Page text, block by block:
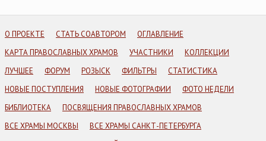
О ПРОЕКТЕ СТАТЬ СОАВТОРОМ
ОГЛАВЛЕНИЕ
КАРТА ПРАВОСЛАВНЫХ ХРАМОВ
УЧАСТНИКИ
КОЛЛЕКЦИИ
ЛУЧШЕЕ
ФОРУМ РОЗЫСК ФИЛЬТРЫ
СТАТИСТИКА
НОВЫЕ ПОСТУПЛЕНИЯ
НОВЫЕ ФОТОГРАФИИ
ФОТО НЕДЕЛИ
БИБЛИОТЕКА
ПОСВЯЩЕНИЯ ПРАВОСЛАВНЫХ ХРАМОВ
ВСЕ ХРАМЫ МОСКВЫ
ВСЕ ХРАМЫ САНКТ-ПЕТЕРБУРГА